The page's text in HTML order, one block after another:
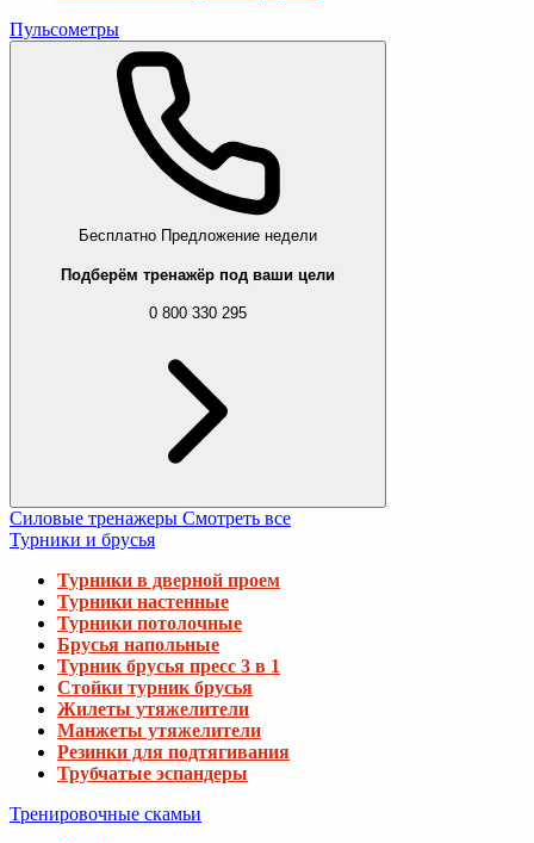
Пульсометры
Бесплатно Предложение недели
Подберём тренажёр под ваши цели
0 800 330 295
Силовые тренажеры Смотреть все
Турники и брусья
Турники в дверной проем
Турники настенные
Турники потолочные
Брусья напольные
Турник брусья пресс 3 в 1
Стойки турник брусья
Жилеты утяжелители
Манжеты утяжелители
Резинки для подтягивания
Трубчатые эспандеры
Тренировочные скамьи